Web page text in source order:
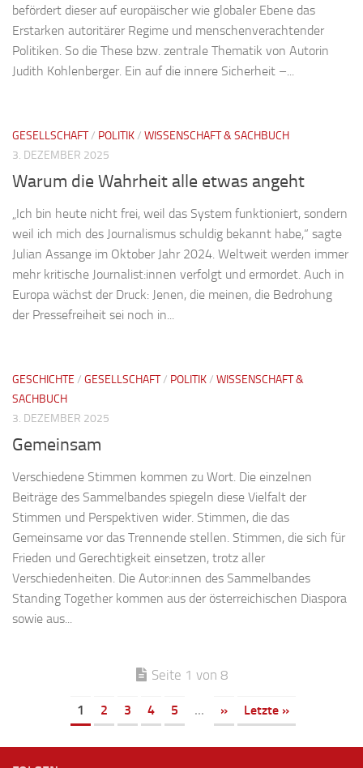
befördert dieser auf europäischer wie globaler Ebene das
Erstarken autoritärer Regime und menschenverachtender
Politiken. So die These bzw. zentrale Thematik von Autorin
Judith Kohlenberger. Ein auf die innere Sicherheit –...
GESELLSCHAFT/ POLITIK/ WISSENSCHAFT & SACHBUCH
3. DEZEMBER 2025
Warum die Wahrheit alle etwas angeht
„Ich bin heute nicht frei, weil das System funktioniert, sondern
weil ich mich des Journalismus schuldig bekannt habe,“ sagte
Julian Assange im Oktober Jahr 2024. Weltweit werden immer
mehr kritische Journalist:innen verfolgt und ermordet. Auch in
Europa wächst der Druck: Jenen, die meinen, die Bedrohung
der Pressefreiheit sei noch in...
GESCHICHTE / GESELLSCHAFT/ POLITIK/ WISSENSCHAFT &
SACHBUCH
3. DEZEMBER 2025
Gemeinsam
Verschiedene Stimmen kommen zu Wort. Die einzelnen
Beiträge des Sammelbandes spiegeln diese Vielfalt der
Stimmen und Perspektiven wider. Stimmen, die das
Gemeinsame vor das Trennende stellen. Stimmen, die sich für
Frieden und Gerechtigkeit einsetzen, trotz aller
Verschiedenheiten. Die Autor:innen des Sammelbandes
Standing Together kommen aus der österreichischen Diaspora
sowie aus...
Seite 1 von 8
1 2 3 4 5 ... » Letzte »